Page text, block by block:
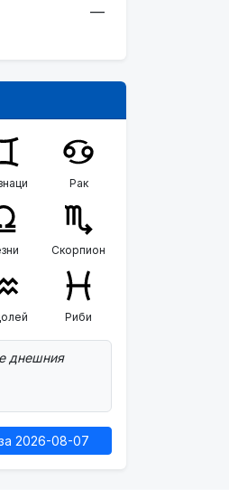
—
Рак
Скорпион
Риби
днешния
2026-08-07